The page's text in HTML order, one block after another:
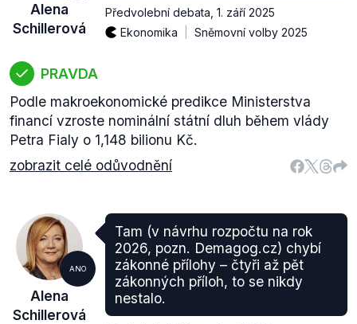
Alena
Schillerová
Předvolební debata 1. září 2025
Ekonomika
Sněmovní volby 2025
PRAVDA
Podle makroekonomické predikce Ministerstva
financí vzroste nominální státní dluh během vlády
Petra Fialy o 1,148 bilionu Kč.
zobrazit celé odůvodnění
ANO
Alena
Schillerová
Tam (v návrhu rozpočtu na rok
2026, pozn. Demagog.cz) chybí
zákonné přílohy –⁠⁠⁠⁠⁠⁠ čtyři až pět
zákonných příloh, to se nikdy
nestalo.